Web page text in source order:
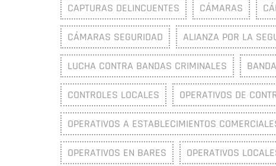
CAPTURAS DELINCUENTES CÁMARAS
CÁMARAS SEGURIDAD ALIANZA POR LA
LUCHA CONTRA BANDAS CRIMINALES
CONTROLES LOCALES OPERATIVOS DE
OPERATIVOS A ESTABLECIMIENTOS
OPERATIVOS EN BARES OPERATIVOS